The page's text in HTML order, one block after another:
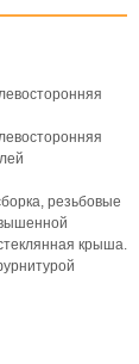
резьбовые
крыша.